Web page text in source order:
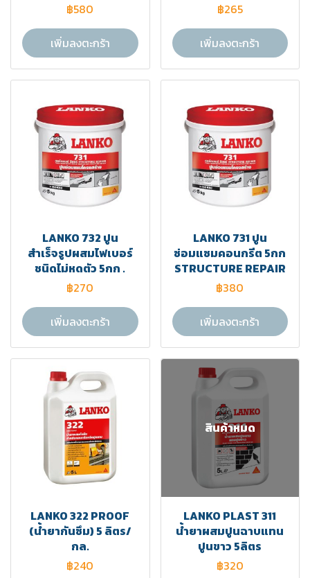
฿580
เพิ่มลงตะกร้า
฿265
เพิ่มลงตะกร้า
LANKO 732 ปูน
สำเร็จรูปผสมไฟเบอร์
ชนิดไม่หดตัว 5กก .
฿270
เพิ่มลงตะกร้า
LANKO 731 ปูน
ซ่อมแซมคอนกรีต 5กก
STRUCTURE REPAIR
฿380
เพิ่มลงตะกร้า
LANKO 322 PROOF
(น้ำยากันซึม) 5 ลิตร/
กล.
฿240
สินค้าหมด
LANKO PLAST 311
น้ำยาผสมปูนฉาบแทน
ปูนขาว 5ลิตร
฿320